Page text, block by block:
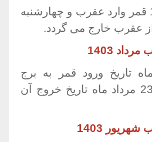
یکشنبه 24 تیر 1403 قمر وارد عقرب و چهارشنبه
1403
و سه شنبه 23 مرداد ماه تاریخ خروج آن
1403